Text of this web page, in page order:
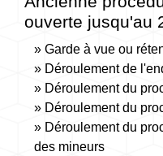
ouverte jusqu'au
Garde à vue ou
Déroulement de
Déroulement du
Déroulement du
Déroulement du
des mineurs